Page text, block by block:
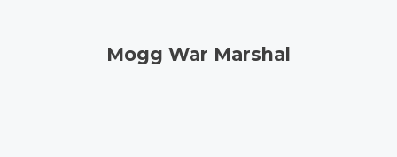
Mogg War Marshal